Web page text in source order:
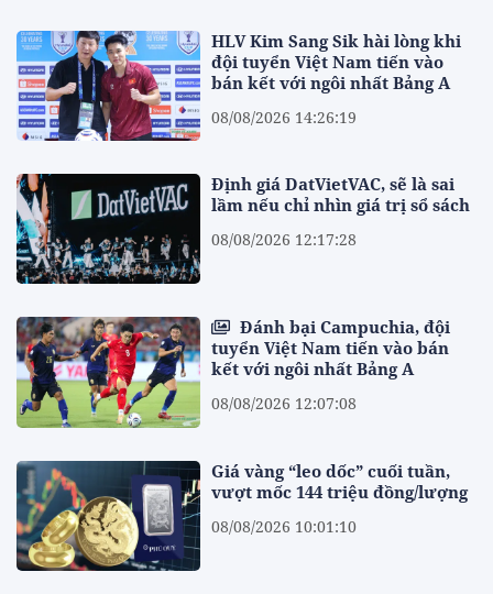
HLV Kim Sang Sik hài lòng khi
đội tuyển Việt Nam tiến vào
bán kết với ngôi nhất Bảng A
08/08/2026 14:26:19
Định giá DatVietVAC, sẽ là sai
lầm nếu chỉ nhìn giá trị sổ sách
08/08/2026 12:17:28
Đánh bại Campuchia, đội
tuyển Việt Nam tiến vào bán
kết với ngôi nhất Bảng A
08/08/2026 12:07:08
Giá vàng “leo dốc” cuối tuần,
vượt mốc 144 triệu đồng/lượng
08/08/2026 10:01:10